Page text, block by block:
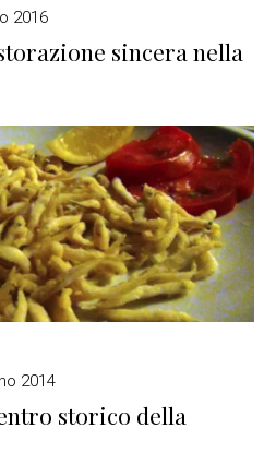
2016
sincera nella
2014
storico della